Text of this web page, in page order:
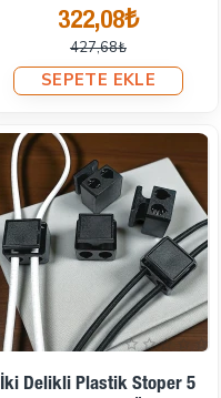
322,08₺
427,68₺
SEPETE EKLE
İki Delikli Plastik Stoper 5